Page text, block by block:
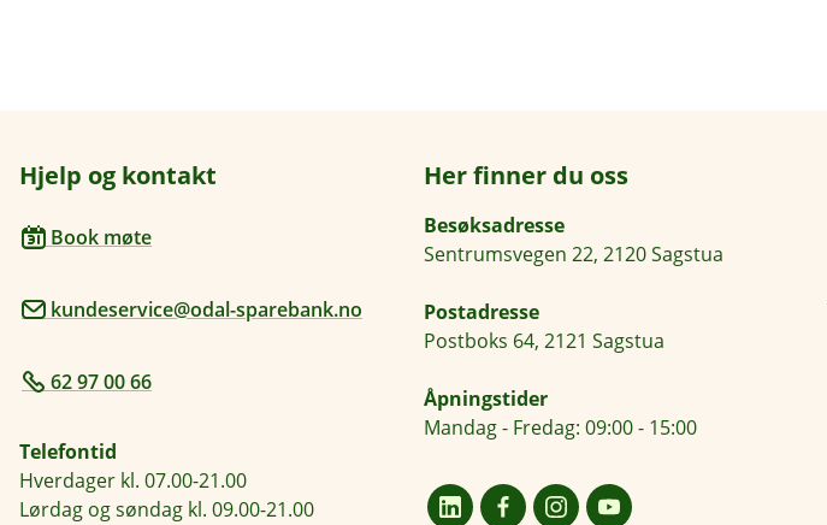
Hjelp og kontakt
Book møte
kundeservice@odal-sparebank.no
62 97 00 66
Telefontid
Hverdager kl. 07.00-21.00
Lørdag og søndag kl. 09.00-21.00
Her finner du oss
Besøksadresse
Sentrumsvegen 22, 2120 Sagstua
Postadresse
Postboks 64, 2121 Sagstua
Åpningstider
Mandag - Fredag: 09:00 - 15:00